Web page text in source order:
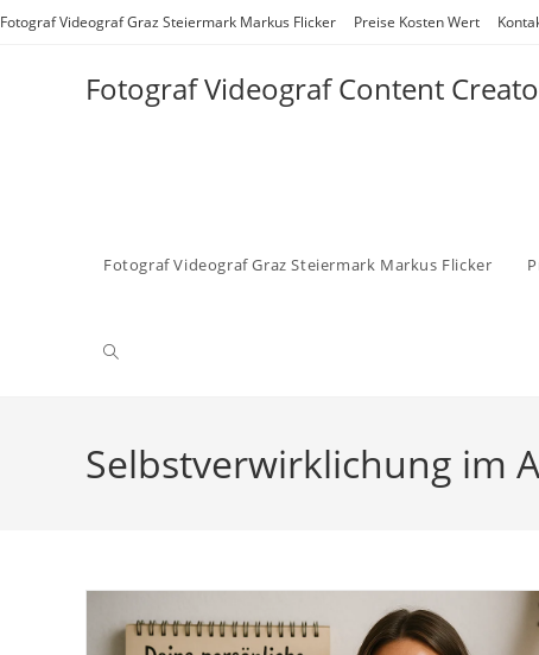
Zum
Fotograf Videograf Graz Steiermark Markus Flicker Preise Kosten Wert
Fotograf Videograf Content
Fotograf Videograf Graz Steiermark Markus Flicker
Website-
Selbstverwirklichung im